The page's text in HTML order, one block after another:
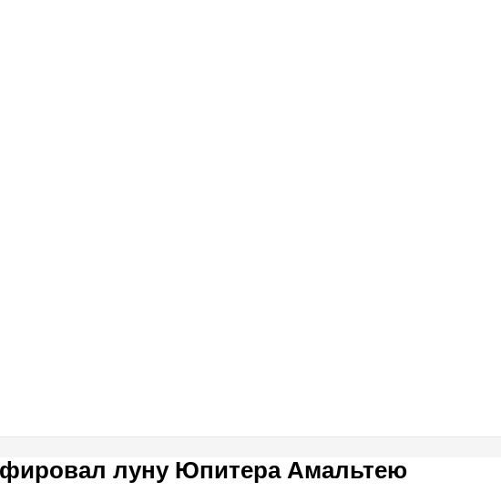
луну Юпитера Амальтею